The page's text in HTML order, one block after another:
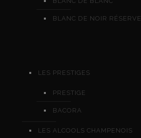
BLANC DE NOIR RÉSERVE
LES PRESTIGES
PRESTIGE
BACORA
LES ALCOOLS CHAMPENOIS